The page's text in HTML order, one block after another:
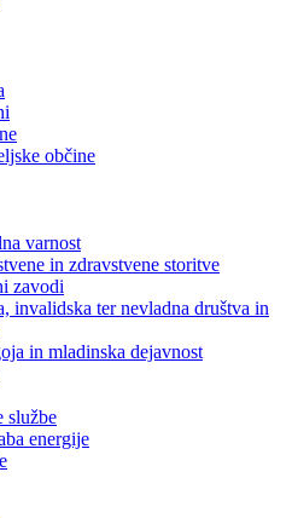
občine
varnost
in zdravstvene storitve
zavodi
invalidska ter nevladna društva in
in mladinska dejavnost
službe
energije